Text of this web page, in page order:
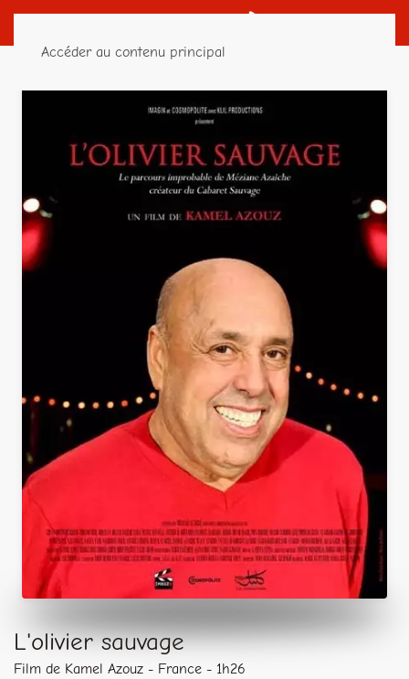
Accéder au contenu principal
L'olivier sauvage
Film de Kamel Azouz - France - 1h26